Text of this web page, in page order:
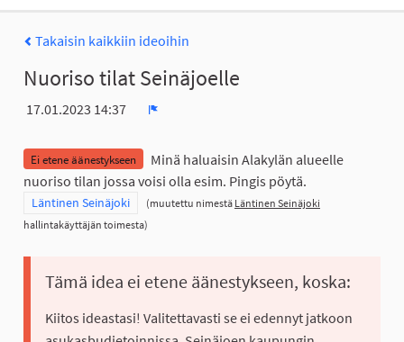
Takaisin kaikkiin ideoihin
Nuoriso tilat Seinäjoelle
17.01.2023 14:37
Ei etene äänestykseen
Minä haluaisin Alakylän alueelle
nuoriso tilan jossa voisi olla esim. Pingis pöytä.
Rajaa tulokset teeman mukaan: Läntinen Seinäjoki
Läntinen Seinäjoki (muutettu nimestä Läntinen Seinäjoki
hallintakäyttäjän toimesta)
Tämä idea ei etene äänestykseen, koska:
Kiitos ideastasi! Valitettavasti se ei edennyt jatkoon